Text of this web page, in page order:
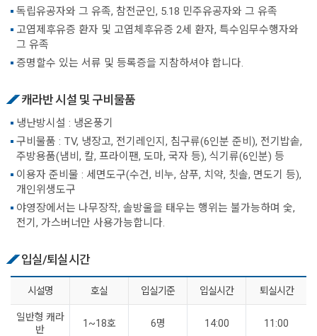
독립유공자와 그 유족, 참전군인, 5.18 민주유공자와 그 유족
고엽제후유증 환자 및 고엽체후유증 2세 환자, 특수임무수행자와
그 유족
증명할수 있는 서류 및 등록증을 지참하셔야 합니다.
캐라반 시설 및 구비물품
냉난방시설 : 냉온풍기
구비물품 : TV, 냉장고, 전기레인지, 침구류(6인분 준비), 전기밥솥,
주방용품(냄비, 칼, 프라이팬, 도마, 국자 등), 식기류(6인분) 등
이용자 준비물 : 세면도구(수건, 비누, 샴푸, 치약, 칫솔, 면도기 등),
개인위생도구
야영장에서는 나무장작, 솔방울을 태우는 행위는 불가능하며 숯,
전기, 가스버너만 사용가능합니다.
입실/퇴실시간
시설명 호실 입실기준 입실시간 퇴실시간
일반형 캐라
반
1~18호 6명 14:00 11:00